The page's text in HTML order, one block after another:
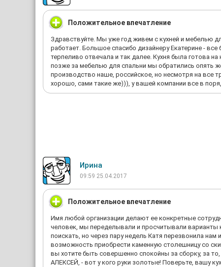
Положительное впечатление
Здравствуйте. Мы уже год живем с кухней и мебелью
работает. Большое спасибо дизайнеру Екатерине -
терпеливо отвечала и так далее. Кухня была готова
позже за мебелью для спальни мы обратились опять
производство наше, российское, но несмотря на все
хорошо, сами такие же))), у вашей компании все в
Ирина
09:59 25.04.2017
Положительное впечатление
Имя любой организации делают ее конкретные
человек, мы переделывали и просчитывали варианты
поискать, но через пару недель Катя перезвонила нам
возможность приобрести каменную столешницу со
вы хотите быть совершенно спокойны за сборку, за
АЛЕКСЕЙ, - вот у кого руки золотые! Поверьте, вашу